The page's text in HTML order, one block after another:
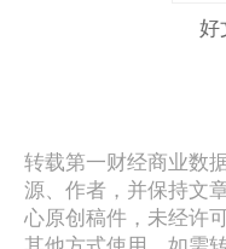
好
转载第一财经商业数
源、作者，并保持文
心原创稿件，未经许